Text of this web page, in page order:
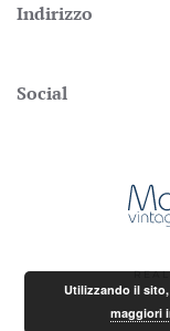
Indirizzo
Social
Utilizzando il
maggiori